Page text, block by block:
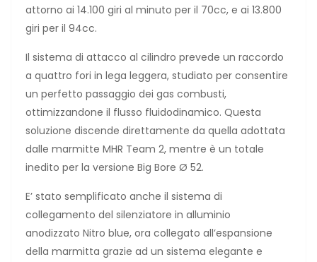
attorno ai 14.100 giri al minuto per il 70cc, e ai 13.800
giri per il 94cc.
Il sistema di attacco al cilindro prevede un raccordo
a quattro fori in lega leggera, studiato per consentire
un perfetto passaggio dei gas combusti,
ottimizzandone il flusso fluidodinamico. Questa
soluzione discende direttamente da quella adottata
dalle marmitte MHR Team 2, mentre è un totale
inedito per la versione Big Bore Ø 52.
E’ stato semplificato anche il sistema di
collegamento del silenziatore in alluminio
anodizzato Nitro blue, ora collegato all’espansione
della marmitta grazie ad un sistema elegante e